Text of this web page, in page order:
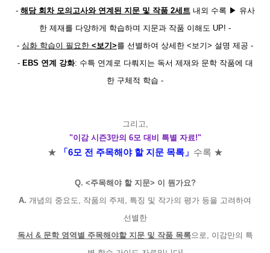
- 해당 회차 모의고사와 연계된 지문 및 작품 2세트내외 수록 ▶ 유사
한 제재를 다양하게 학습하며 지문과 작품 이해도 UP! -
- 심화 학습이 필요한 <보기>를 선별하여 상세한 <보기> 설명 제공 -
- EBS 연계 강화: 수특 연계로 다뤄지는 독서 제재와 문학 작품에 대
한 구체적 학습 -
그리고,
"이감 시즌3만의 6모 대비 특별 자료!"
★ 「6모 전 주목해야 할 지문 목록」 수록 ★
Q. <주목해야 할 지문> 이 뭔가요?
A. 개념의 중요도, 작품의 주제, 특징 및 작가의 평가 등을 고려하여
선별한
독서 & 문학 영역별 주목해야할 지문 및 작품 목록으로, 이감만의 특